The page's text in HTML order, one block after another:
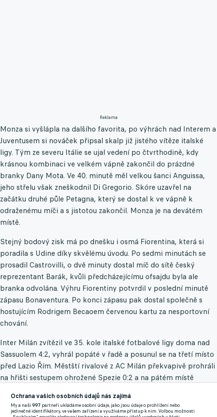
Reklama
Monza si vyšlápla na dalšího favorita, po výhrách nad Interem a
Juventusem si nováček připsal skalp již jistého vítěze italské
ligy. Tým ze severu Itálie se ujal vedení po čtvrthodině, kdy
krásnou kombinaci ve velkém vápně zakončil do prázdné
branky Dany Mota. Ve 40. minutě měl velkou šanci Anguissa,
jeho střelu však zneškodnil Di Gregorio. Skóre uzavřel na
začátku druhé půle Petagna, který se dostal k ve vápně k
odraženému míči a s jistotou zakončil. Monza je na devátém
místě.
Stejný bodový zisk má po dnešku i osmá Fiorentina, která si
poradila s Udine díky skvělému úvodu. Po sedmi minutách se
prosadil Castrovilli, o dvě minuty dostal míč do sítě český
reprezentant Barák, kvůli předcházejícímu ofsajdu byla ale
branka odvolána. Výhru Fiorentiny potvrdil v poslední minutě
zápasu Bonaventura. Po konci zápasu pak dostal společně s
hostujícím Rodrigem Becaoem červenou kartu za nesportovní
chování.
Inter Milán zvítězil ve 35. kole italské fotbalové ligy doma nad
Sassuolem 4:2, vyhrál popáté v řadě a posunul se na třetí místo
před Lazio Řím. Městští rivalové z AC Milán překvapivě prohráli
na hřišti sestupem ohrožené Spezie 0:2 a na pátém místě
mistrů. Svěřenci Stefana Pioliho v Serii A nebodovali po
čtyřech výhrách a poprvé od 18. března, kdy podlehli 1:3 Udine.
Ochrana vašich osobních údajů nás zajímá
My a naši997 partneři ukládáme osobní údaje, jako jsou údaje o prohlížení nebo
jedinečné identifikátory, ve vašem zařízení a využíváme přístup k nim. Volbou možnosti